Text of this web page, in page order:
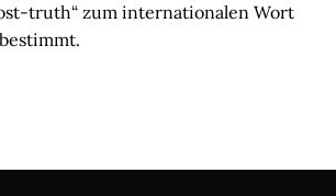
truth“ zum internationalen Wort